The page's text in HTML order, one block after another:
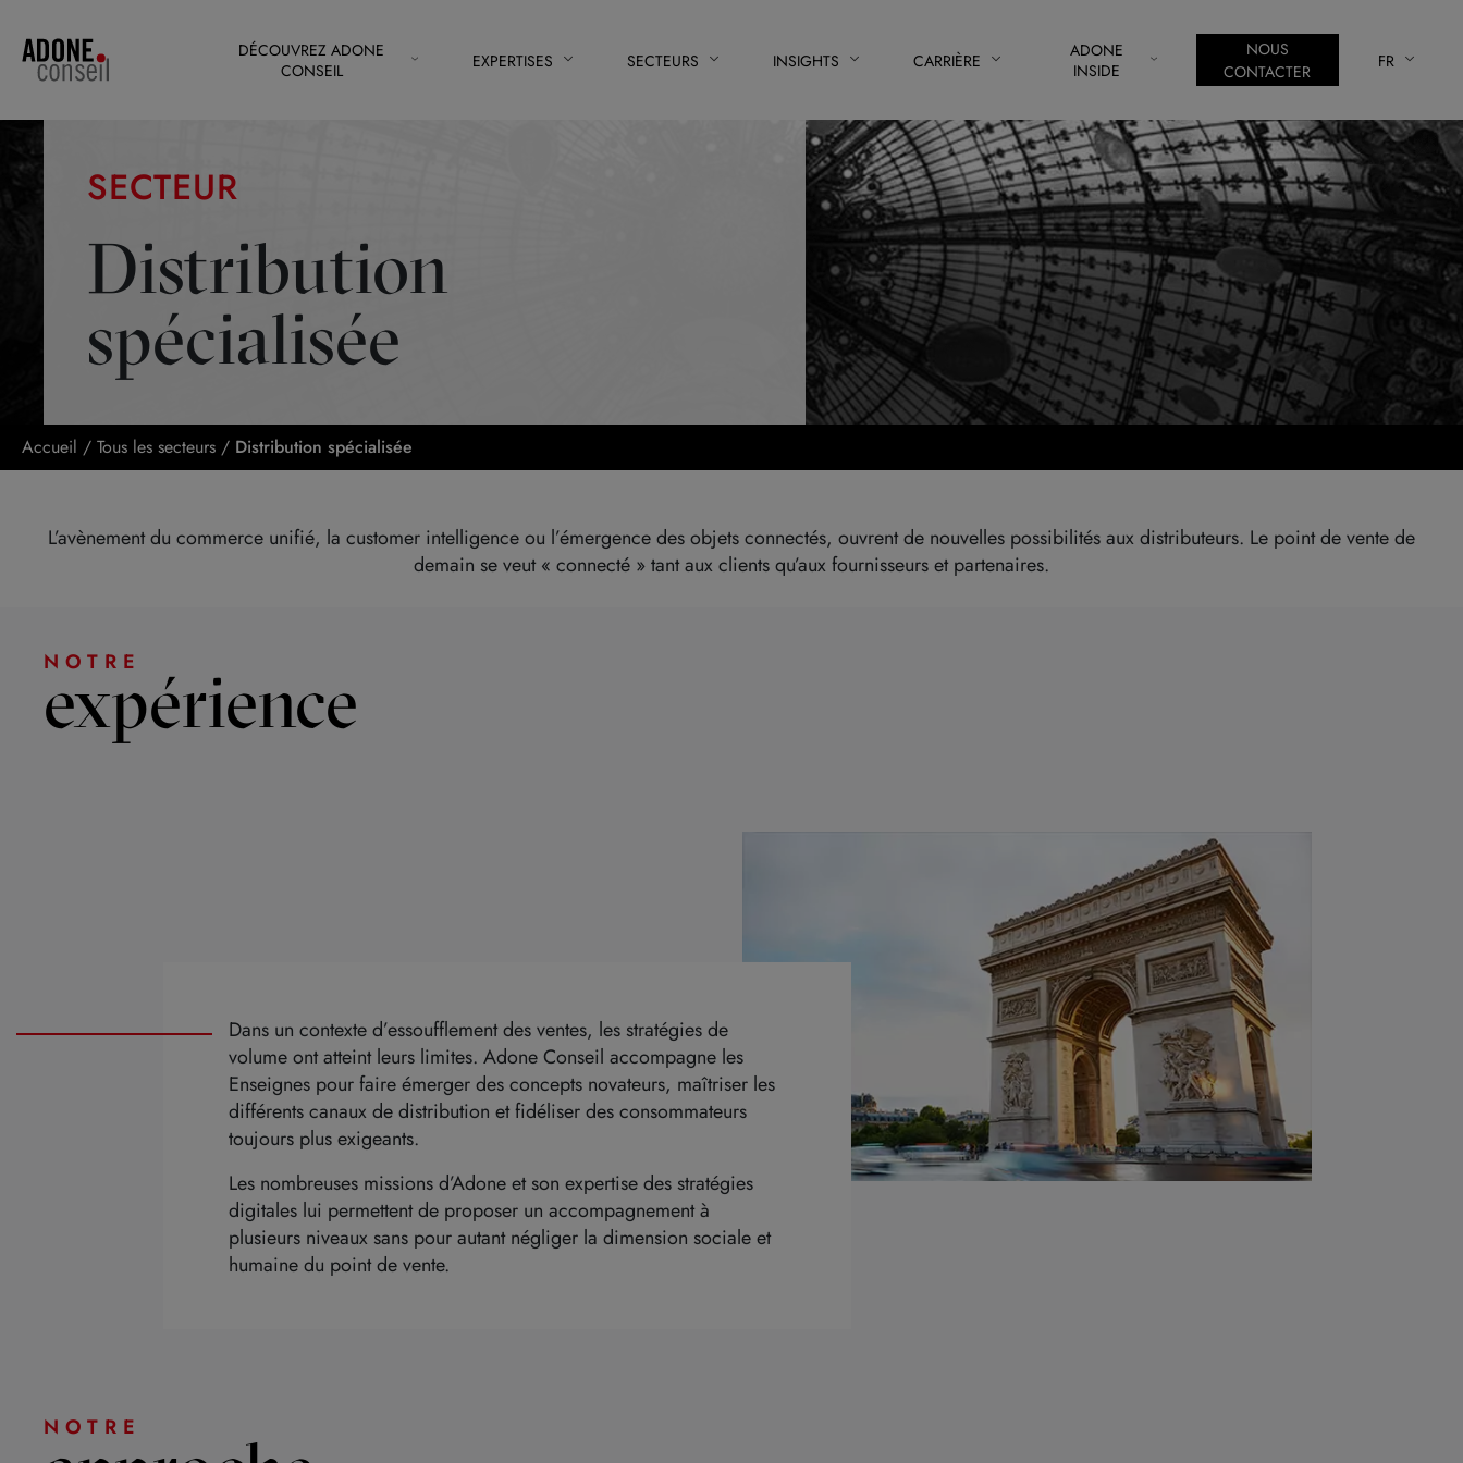
DÉCOUVREZ ADONE
CONSEIL
EXPERTISES SECTEURS INSIGHTS CARRIÈRE
ADONE
INSIDE
NOUS
CONTACTER
FR
Distribution
spécialisée
SECTEUR
Accueil / Tous les secteurs / Distribution spécialisée
L’avènement du commerce unifié, la customer intelligence ou l’émergence des objets connectés, ouvrent de nouvelles possibilités aux distributeurs. Le point de vente de
demain se veut « connecté » tant aux clients qu’aux fournisseurs et partenaires.
NOTRE
expérience
Dans un contexte d’essoufflement des ventes, les stratégies de
volume ont atteint leurs limites. Adone Conseil accompagne les
Enseignes pour faire émerger des concepts novateurs, maîtriser les
différents canaux de distribution et fidéliser des consommateurs
toujours plus exigeants.
Les nombreuses missions d’Adone et son expertise des stratégies
digitales lui permettent de proposer un accompagnement à
plusieurs niveaux sans pour autant négliger la dimension sociale et
humaine du point de vente.
NOTRE